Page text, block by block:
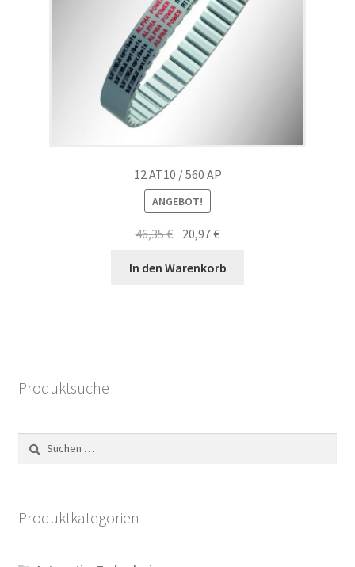
12 AT10 / 560 AP
ANGEBOT!
46,35€ Ursprünglicher
war:
20,97€Aktueller
ist:
In den Warenkorb
Produktsuche
nach:
Produktkategorien